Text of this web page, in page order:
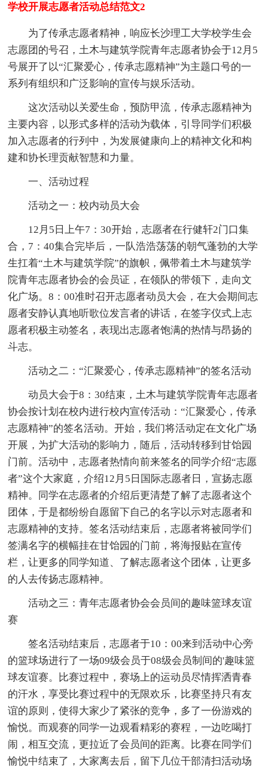
学校开展志愿者活动总结范文2
为了传承志愿者精神，响应长沙理工大学校学生会
志愿团的号召，土木与建筑学院青年志愿者协会于12月5
号展开了以“汇聚爱心，传承志愿精神”为主题口号的一
系列有组织和广泛影响的宣传与娱乐活动。
这次活动以关爱生命，预防甲流，传承志愿精神为
主要内容，以形式多样的活动为载体，引导同学们积极
加入志愿者的行列中，为发展健康向上的精神文化和构
建和协长理贡献智慧和力量。
一、活动过程
活动之一：校内动员大会
12月5日上午7：30开始，志愿者在行健轩2门口集
合，7：40集合完毕后，一队浩浩荡荡的朝气蓬勃的大学
生扛着“土木与建筑学院”的旗帜，佩带着土木与建筑学
院青年志愿者协会的会员证，在领队的带领下，走向文
化广场。8：00准时召开志愿者动员大会，在大会期间志
愿者安静认真地听歌位发言者的讲话，在签字仪式上志
愿者积极主动签名，表现出志愿者饱满的热情与昂扬的
斗志。
活动之二：“汇聚爱心，传承志愿精神”的签名活动
动员大会于8：30结束，土木与建筑学院青年志愿者
协会按计划在校内进行校内宣传活动：“汇聚爱心，传承
志愿精神”的签名活动。开始，我们将活动定在文化广场
开展，为扩大活动的影响力，随后，活动转移到甘饴园
门前。活动中，志愿者热情向前来签名的同学介绍“志愿
者”这个大家庭，介绍12月5日国际志愿者日，宣扬志愿
精神。同学在志愿者的介绍后更清楚了解了志愿者这个
团体，于是都纷纷自愿留下自己的名字以示对志愿者和
志愿精神的支持。签名活动结束后，志愿者将被同学们
签满名字的横幅挂在甘饴园的门前，将海报贴在宣传
栏，让更多的同学知道、了解志愿者这个团体，让更多
的人去传扬志愿精神。
活动之三：青年志愿者协会会员间的趣味篮球友谊
赛
签名活动结束后，志愿者于10：00来到活动中心旁
的篮球场进行了一场09级会员于08级会员制间的'趣味篮
球友谊赛。比赛过程中，赛场上的运动员尽情挥洒青春
的汗水，享受比赛过程中的无限欢乐，比赛坚持只有友
谊的原则，使得大家少了紧张的竞争，多了一份游戏的
愉悦。而观赛的同学一边观看精彩的赛程，一边吃喝打
闹，相互交流，更拉近了会员间的距离。比赛在同学们
愉悦中结束了，大家离去后，留下几位干部清扫活动场